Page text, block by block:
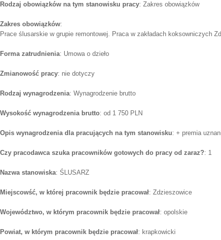
Rodzaj obowiązków na tym stanowisku pracy: Zakres obowiązków
Zakres obowiązków:
Prace ślusarskie w grupie remontowej. Praca w zakładach koksowniczych
Forma zatrudnienia: Umowa o dzieło
Zmianowość pracy: nie dotyczy
Rodzaj wynagrodzenia: Wynagrodzenie brutto
Wysokość wynagrodzenia brutto: od 1 750 PLN
Opis wynagrodzenia dla pracujących na tym stanowisku: + premia
Czy pracodawca szuka pracowników gotowych do pracy od zaraz?: 1
Nazwa stanowiska: ŚLUSARZ
Miejscowść, w której pracownik będzie pracował: Zdzieszowice
Województwo, w którym pracownik będzie pracował: opolskie
Powiat, w którym pracownik będzie pracował: krapkowicki